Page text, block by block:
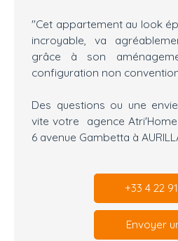
"Cet appartement au look
incroyable, va
grâce à son
configuration non
Des questions ou une
vite votre agence
6 avenue Gambetta à
+33 4 22
Envoyer